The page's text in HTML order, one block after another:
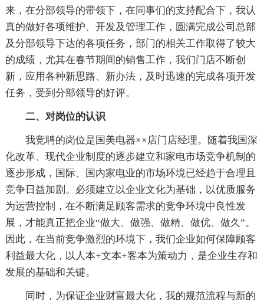
来，在分部领导的带领下，在同事们的支持配合下，我认
真的做好各项维护、开发及管理工作，圆满完成公司总部
及分部领导下达的各项任务，部门的相关工作取得了较大
的成绩，尤其在春节期间的销售工作，我们门店不断创
新，应用各种新思路、新办法，及时迅速的完成各项开发
任务，受到分部领导的好评。
二、对岗位的认识
我竞聘的岗位是国美电器××店门店经理。随着我国深
化改革、现代企业制度的逐步建立和家电市场竞争机制的
逐步形成，国际、国内家电业的市场环境已经趋于合理且
竞争日益加剧。必须建立以企业文化为基础，以优质服务
为运营控制，在不断满足顾客需求的竞争环境中良性发
展，才能真正把企业“做大、做强、做精、做优、做久”。
因此，在当前竞争激烈的环境下，我们企业如何保障顾客
利益最大化，以人本+文本+客本为策动力，是企业生存和
发展的基础和关键。
同时，为保证企业财富最大化，我的规范流程与新的